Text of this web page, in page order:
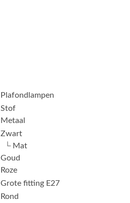
Plafondlampen
Stof
Metaal
Zwart
└ Mat
Goud
Roze
Grote fitting E27
Rond